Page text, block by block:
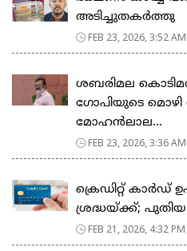
അടിച്ചുതകർത്തു
FEB 23, 2026, 3:52
ശബരിമല
ഗോപിയുടെ മൊഴി
മോഹൻലാല...
FEB 23, 2026, 3:36
ക്രെഡിറ്റ് കാർഡ്
ശ്രദ്ധയ്ക്ക്; പുതിയ
FEB 21, 2026, 4:32